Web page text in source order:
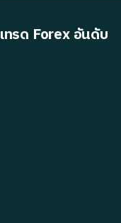
ทรด Forex อันดับ